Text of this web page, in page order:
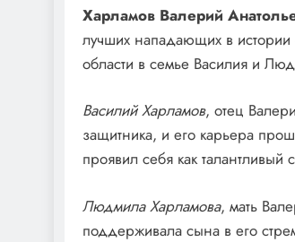
Харламов Валерий
лучших нападающих в истории
области в семье Василия и
Василий Харламов, отец
защитника, и его карьера
проявил себя как
Людмила Харламова, мать
поддерживала сына в его